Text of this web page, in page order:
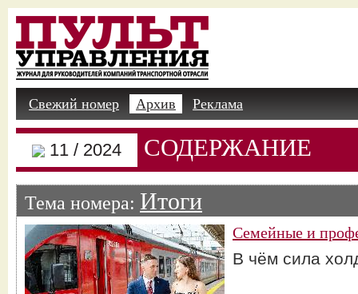
Свежий номер Архив Реклама
11 / 2024 СОДЕРЖАНИЕ
Тема номера: Итоги
Семейные и
В чём сила